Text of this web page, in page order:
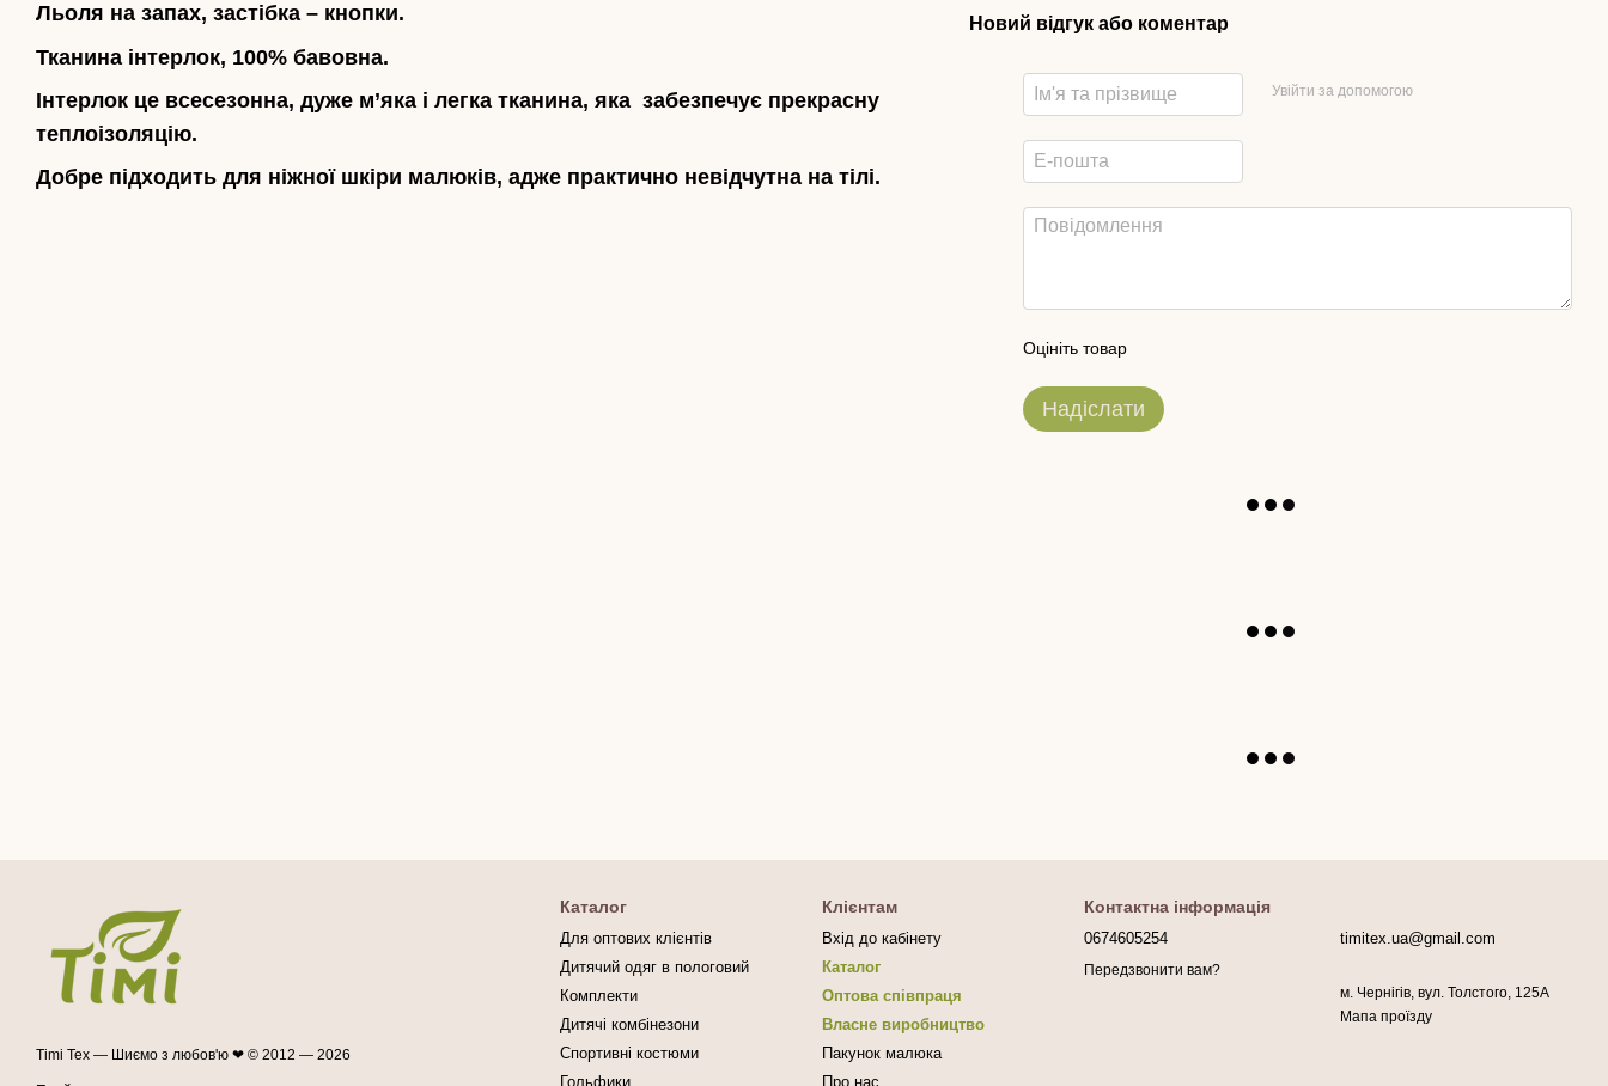
Льоля на запах, застібка – кнопки.
Тканина інтерлок, 100% бавовна.
Інтерлок це всесезонна, дуже м’яка і легка тканина, яка забезпечує прекрасну
теплоізоляцію.
Добре підходить для ніжної шкіри малюків, адже практично невідчутна на тілі.
Новий відгук або коментар
Увійти за допомогою
Оцініть товар
Надіслати
Timi Tex — Шиємо з любов'ю ❤ © 2012 — 2026
Каталог
Для оптових клієнтів
Дитячий одяг в пологовий
Комплекти
Дитячі комбінезони
Спортивні костюми
Гольфики
Клієнтам
Вхід до кабінету
Каталог
Оптова співпраця
Власне виробництво
Пакунок малюка
Про нас
Контактна інформація
0674605254
Передзвонити вам?
timitex.ua@gmail.com
м. Чернігів, вул. Толстого, 125А
Мапа проїзду